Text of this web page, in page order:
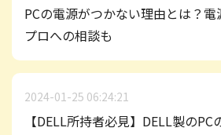
PCの電源がつかない理由とは？
プロへの相談も
2024-01-25 06:24:21
【DELL所持者必見】DELL製の